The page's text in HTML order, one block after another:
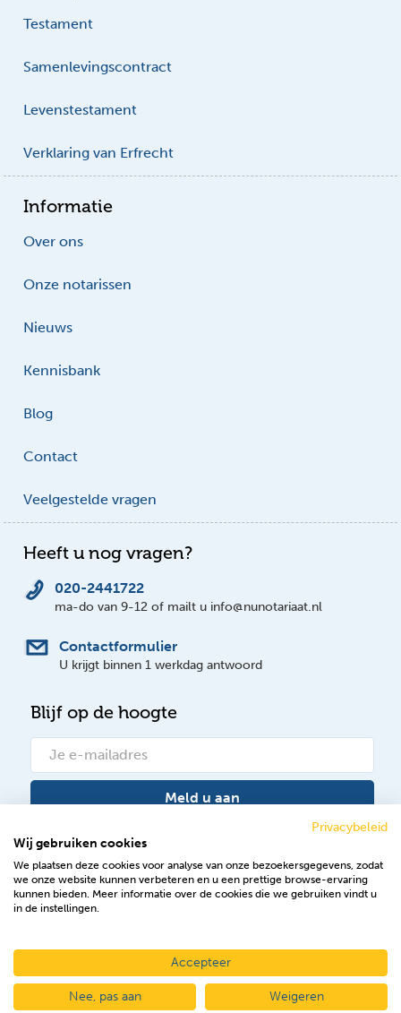
Testament
Samenlevingscontract
Levenstestament
Verklaring van Erfrecht
Informatie
Over ons
Onze notarissen
Nieuws
Kennisbank
Blog
Contact
Veelgestelde vragen
Heeft u nog vragen?
020-2441722
ma-do van 9-12 of mailt u info@nunotariaat.nl
Contactformulier
U krijgt binnen 1 werkdag antwoord
Blijf op de hoogte
Meld u aan
Volg ons op Facebook
2026 © NuNotariaat
Privacybeleid
Wij gebruiken cookies
We plaatsen deze cookies voor analyse van onze bezoekersgegevens, zodat
we onze website kunnen verbeteren en u een prettige browse-ervaring
kunnen bieden. Meer informatie over de cookies die we gebruiken vindt u
in de instellingen.
Accepteer
Nee, pas aan Weigeren